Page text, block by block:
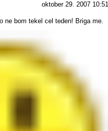
oktober 29. 2007 10:51
ne bom tekel cel teden! Briga me.